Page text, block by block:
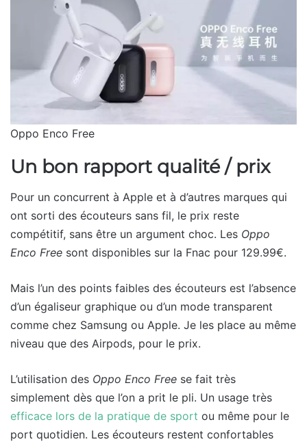
Oppo Enco Free
Un bon rapport qualité / prix
Pour un concurrent à Apple et à d’autres marques qui
ont sorti des écouteurs sans fil, le prix reste
compétitif, sans être un argument choc. Les Oppo
Enco Free sont disponibles sur la Fnac pour 129.99€.
Mais l’un des points faibles des écouteurs est l’absence
d’un égaliseur graphique ou d’un mode transparent
comme chez Samsung ou Apple. Je les place au même
niveau que des Airpods, pour le prix.
L’utilisation des Oppo Enco Free se fait très
simplement dès que l’on a prit le pli. Un usage très
efficace lors de la pratique de sport ou même pour le
port quotidien. Les écouteurs restent confortables